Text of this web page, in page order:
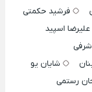
فرشید حکمتی
علیرضا اسپید
شایان یو
رستمی